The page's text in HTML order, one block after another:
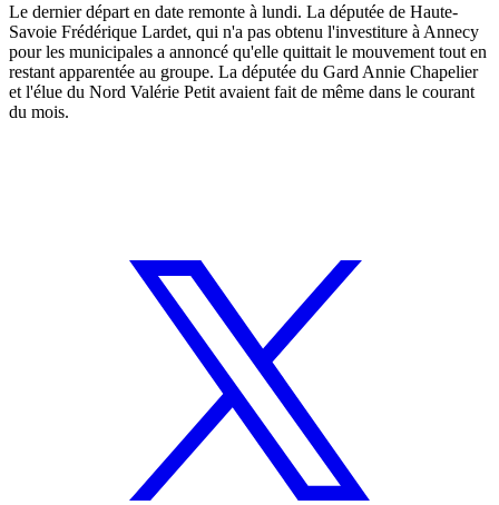
Le dernier départ en date remonte à lundi. La députée de Haute-
Savoie Frédérique Lardet, qui n'a pas obtenu l'investiture à Annecy
pour les municipales a annoncé qu'elle quittait le mouvement tout en
restant apparentée au groupe. La députée du Gard Annie Chapelier
et l'élue du Nord Valérie Petit avaient fait de même dans le courant
du mois.